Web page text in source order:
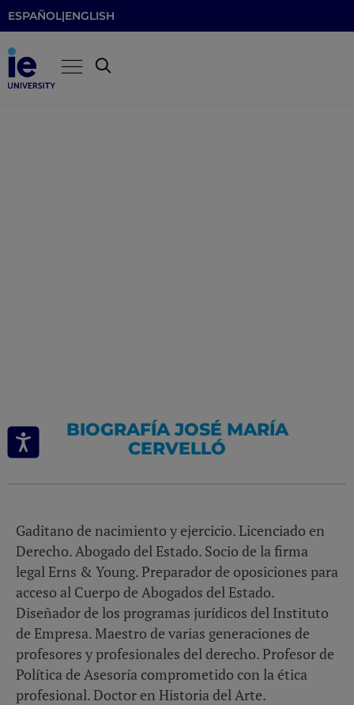
ESPAÑOL|ENGLISH
BIOGRAFÍA JOSÉ MARÍA
CERVELLÓ
Gaditano de nacimiento y ejercicio. Licenciado en
Derecho. Abogado del Estado. Socio de la firma
legal Erns & Young. Preparador de oposiciones para
acceso al Cuerpo de Abogados del Estado.
Diseñador de los programas jurídicos del Instituto
de Empresa. Maestro de varias generaciones de
profesores y profesionales del derecho. Profesor de
Política de Asesoría comprometido con la ética
profesional. Doctor en Historia del Arte.